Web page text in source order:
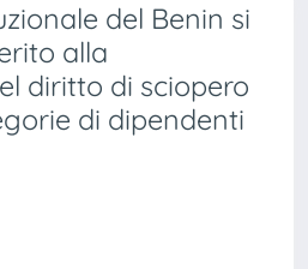
del Benin si
alla
diritto di sciopero
di dipendenti